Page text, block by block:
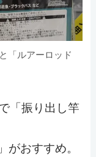
「ルアーロッド
「振り出し竿
がおすすめ。